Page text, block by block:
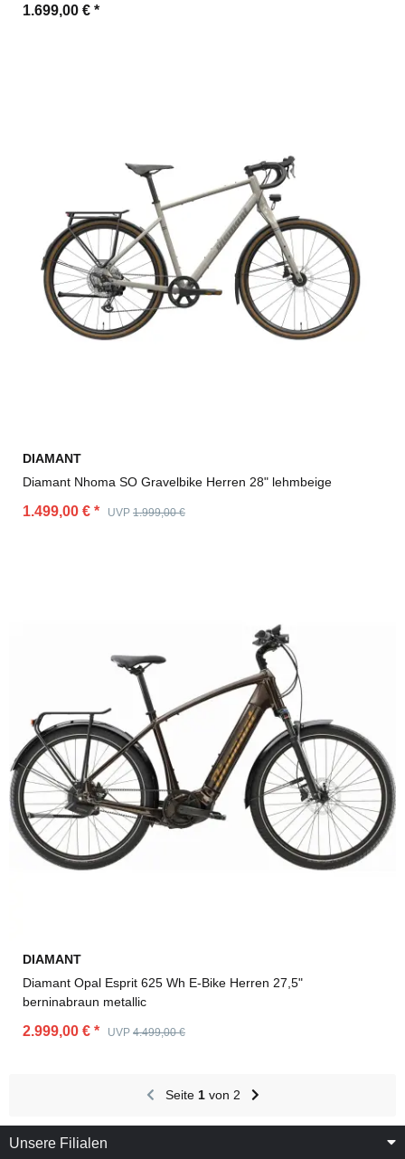
1.699,00 € *
DIAMANT
Diamant Nhoma SO Gravelbike Herren 28" lehmbeige
1.499,00 € * UVP 1.999,00 €
DIAMANT
Diamant Opal Esprit 625 Wh E-Bike Herren 27,5"
berninabraun metallic
2.999,00 € * UVP 4.499,00 €
Seite 1von 2
Unsere Filialen